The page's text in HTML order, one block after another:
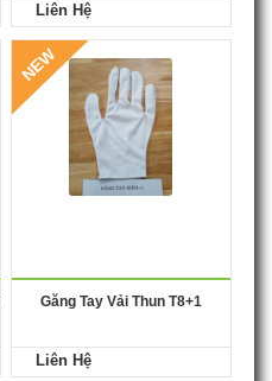
Liên Hệ
NEW
Găng Tay Vải Thun T8+1
Liên Hệ